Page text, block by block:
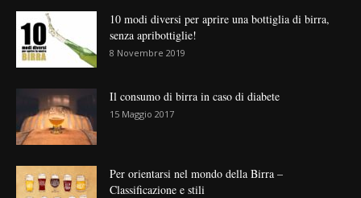
10 modi diversi per aprire una bottiglia di birra,
senza apribottiglie!
8 Novembre 2019
Il consumo di birra in caso di diabete
15 Maggio 2017
Per orientarsi nel mondo della Birra –
Classificazione e stili